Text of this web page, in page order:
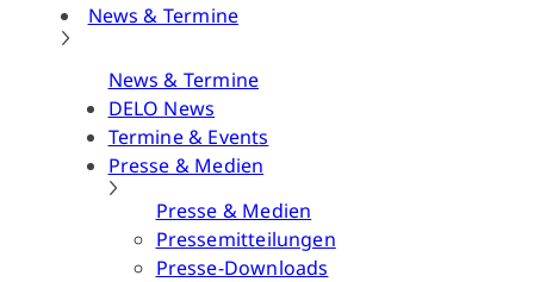
News & Termine
News & Termine
DELO News
Termine & Events
Presse & Medien
Presse & Medien
Pressemitteilungen
Presse-Downloads